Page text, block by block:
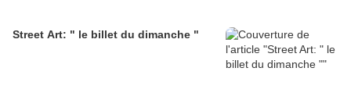
Street Art: " le billet du dimanche "